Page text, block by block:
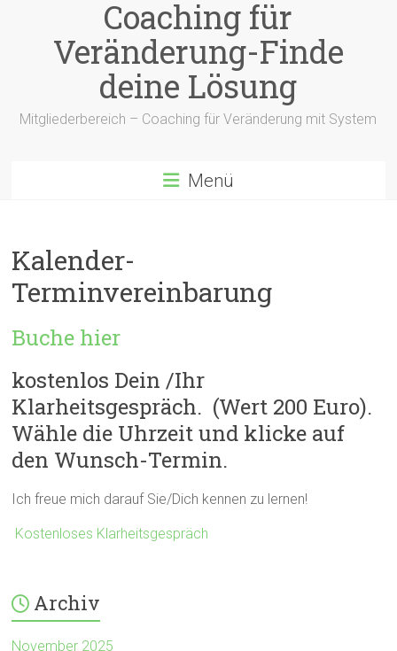
Coaching für
Veränderung-Finde
deine Lösung
Mitgliederbereich – Coaching für Veränderung mit System
Menü
Kalender-
Terminvereinbarung
Buche hier
kostenlos Dein /Ihr
Klarheitsgespräch. (Wert 200 Euro).
Wähle die Uhrzeit und klicke auf
den Wunsch-Termin.
Ich freue mich darauf Sie/Dich kennen zu lernen!
Kostenloses Klarheitsgespräch
Archiv
November 2025